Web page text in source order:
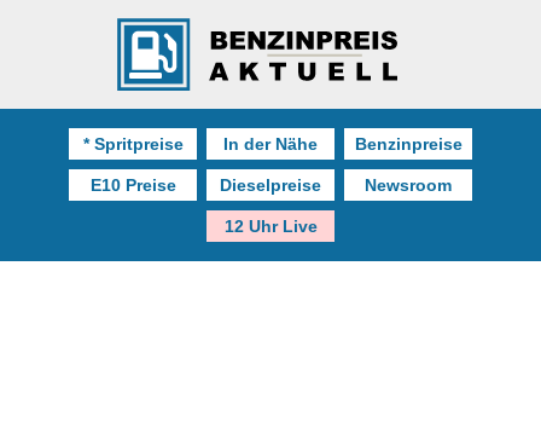
* Spritpreise In der Nähe Benzinpreise
E10 Preise Dieselpreise Newsroom
12 Uhr Live